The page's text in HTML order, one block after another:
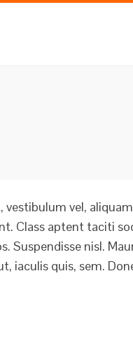
vestibulum vel,
Class aptent taciti
Suspendisse nisl.
iaculis quis, sem.